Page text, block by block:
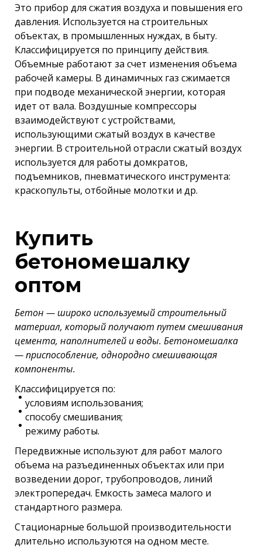
Это прибор для сжатия воздуха и повышения его
давления. Используется на строительных
объектах, в промышленных нуждах, в быту.
Классифицируется по принципу действия.
Объемные работают за счет изменения объема
рабочей камеры. В динамичных газ сжимается
при подводе механической энергии, которая
идет от вала. Воздушные компрессоры
взаимодействуют с устройствами,
использующими сжатый воздух в качестве
энергии. В строительной отрасли сжатый воздух
используется для работы домкратов,
подъемников, пневматического инструмента:
краскопульты, отбойные молотки и др.
Купить
бетономешалку
оптом
Бетон — широко используемый строительный
материал, который получают путем смешивания
цемента, наполнителей и воды. Бетономешалка
— приспособление, однородно смешивающая
компоненты.
Классифицируется по:
условиям использования;
способу смешивания;
режиму работы.
Передвижные используют для работ малого
объема на разъединенных объектах или при
возведении дорог, трубопроводов, линий
электропередач. Емкость замеса малого и
стандартного размера.
Стационарные большой производительности
длительно используются на одном месте.